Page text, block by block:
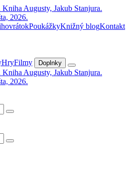
PoukážkyKnižný blogKontakt
HryFilmy Doplnky